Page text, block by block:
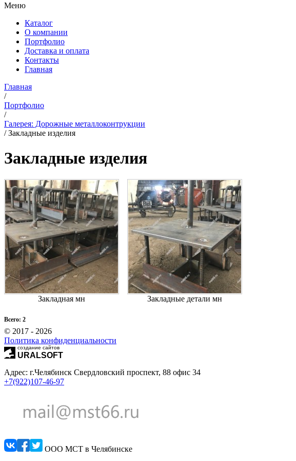
Меню
Каталог
О компании
Портфолио
Доставка и оплата
Контакты
Главная
Главная
/
Портфолио
/
Галерея: Дорожные металлоконтрукции
/Закладные изделия
Закладные изделия
Закладная мн Закладные детали мн
Всего: 2
© 2017 - 2026
Политика конфиденциальности
создание сайтов
URALSOFT
Адрес: г.Челябинск Свердловский проспект, 88 офис 34
+7(922)107-46-97
ООО МСТ в Челябинске